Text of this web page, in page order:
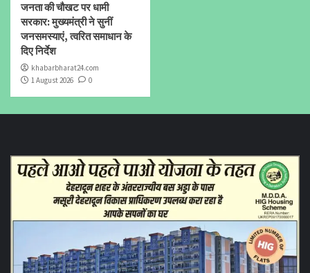
जनता की चौखट पर धामी
सरकार: मुख्यमंत्री ने सुनीं
जनसमस्याएं, त्वरित समाधान के
दिए निर्देश
khabarbharat24.com
1 August 2026
0